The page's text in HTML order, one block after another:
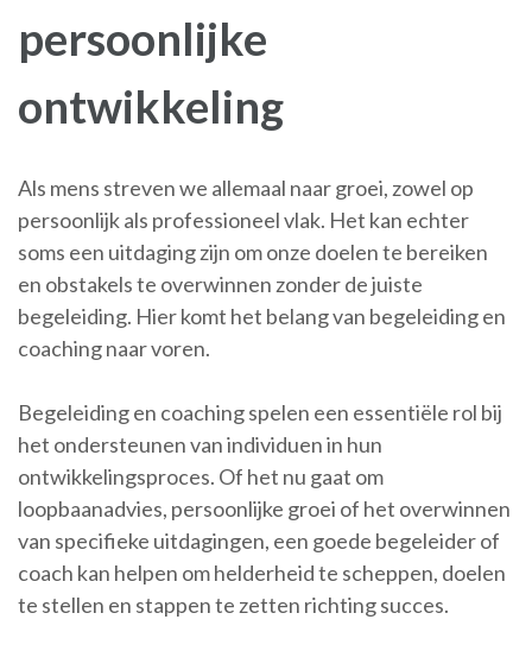
persoonlijke
ontwikkeling
Als mens streven we allemaal naar groei, zowel op
persoonlijk als professioneel vlak. Het kan echter
soms een uitdaging zijn om onze doelen te bereiken
en obstakels te overwinnen zonder de juiste
begeleiding. Hier komt het belang van begeleiding en
coaching naar voren.
Begeleiding en coaching spelen een essentiële rol bij
het ondersteunen van individuen in hun
ontwikkelingsproces. Of het nu gaat om
loopbaanadvies, persoonlijke groei of het overwinnen
van specifieke uitdagingen, een goede begeleider of
coach kan helpen om helderheid te scheppen, doelen
te stellen en stappen te zetten richting succes.